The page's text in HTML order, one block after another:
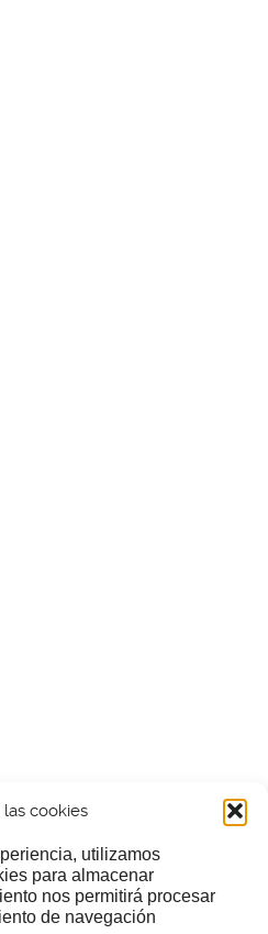
las cookies
utilizamos
para almacenar
nos permitirá procesar
de navegación